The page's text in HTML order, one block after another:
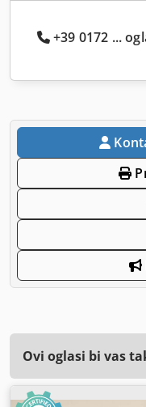
+39 0172 ...
Ovi oglasi bi vas